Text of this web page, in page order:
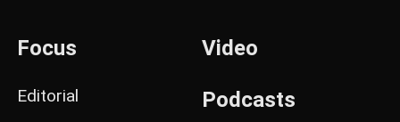
Focus
Editorial
Video
Podcasts